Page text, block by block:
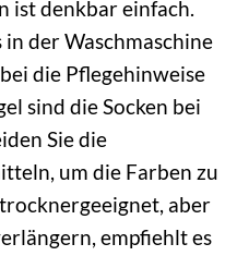
ist denkbar einfach.
der Waschmaschine
die Pflegehinweise
sind die Socken bei
Sie die
um die Farben zu
aber
empfiehlt es